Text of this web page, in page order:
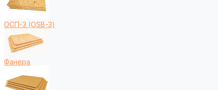
ОСП-3 (OSB-3)
Фанера